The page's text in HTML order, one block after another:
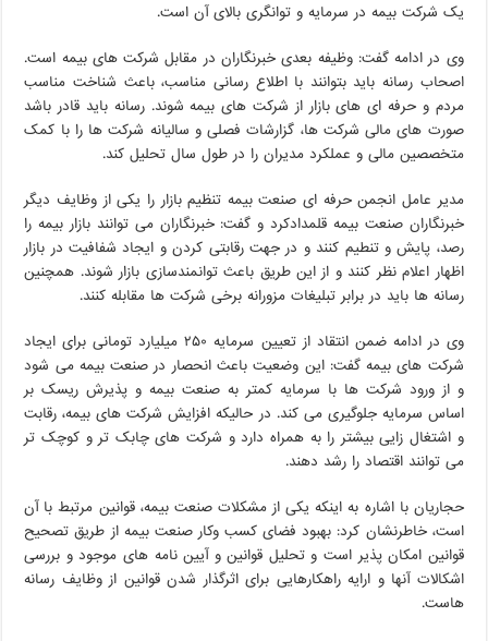
یک شرکت بیمه در سرمایه و توانگری بالای آن است.
وی در ادامه گفت: وظیفه بعدی خبرنگاران در مقابل شرکت های بیمه است.
اصحاب رسانه باید بتوانند با اطلاع رسانی مناسب، باعث شناخت مناسب
مردم و حرفه ای های بازار از شرکت های بیمه شوند. رسانه باید قادر باشد
صورت های مالی شرکت ها، گزارشات فصلی و سالیانه شرکت ها را با کمک
متخصصین مالی و عملکرد مدیران را در طول سال تحلیل کند.
مدیر عامل انجمن حرفه ای صنعت بیمه تنظیم بازار را یکی از وظایف دیگر
خبرنگاران صنعت بیمه قلمدادکرد و گفت: خبرنگاران می توانند بازار بیمه را
رصد، پایش و تنطیم کنند و در جهت رقابتی کردن و ایجاد شفافیت در بازار
اظهار اعلام نظر کنند و از این طریق باعث توانمندسازی بازار شوند. همچنین
رسانه ها باید در برابر تبلیغات مزورانه برخی شرکت ها مقابله کنند.
وی در ادامه ضمن انتقاد از تعیین سرمایه ۲۵۰ میلیارد تومانی برای ایجاد
شرکت های بیمه گفت: این وضعیت باعث انحصار در صنعت بیمه می شود
و از ورود شرکت ها با سرمایه کمتر به صنعت بیمه و پذیرش ریسک بر
اساس سرمایه جلوگیری می کند. در حالیکه افزایش شرکت های بیمه، رقابت
و اشتغال زایی بیشتر را به همراه دارد و شرکت های چابک تر و کوچک تر
می توانند اقتصاد را رشد دهند.
حجاریان با اشاره به اینکه یکی از مشکلات صنعت بیمه، قوانین مرتبط با آن
است، خاطرنشان کرد: بهبود فضای کسب وکار صنعت بیمه از طریق تصحیح
قوانین امکان پذیر است و تحلیل قوانین و آیین نامه های موجود و بررسی
اشکالات آنها و ارایه راهکارهایی برای اثرگذار شدن قوانین از وظایف رسانه
هاست.